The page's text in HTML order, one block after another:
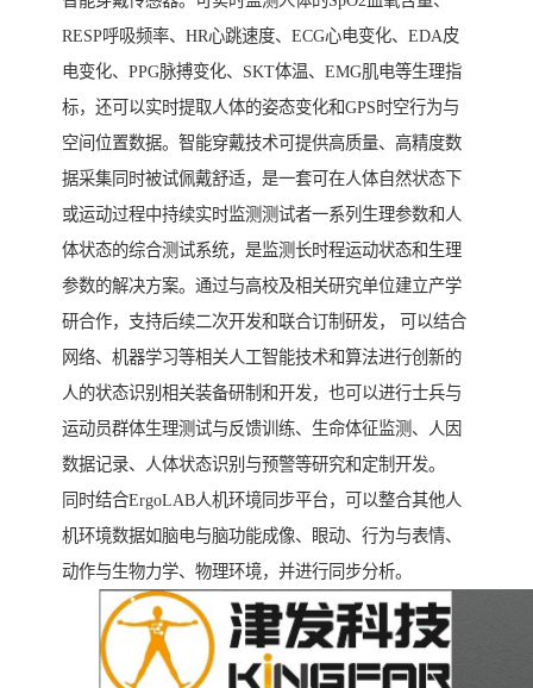
RESP呼吸频率、HR心跳速度、ECG心电变化、EDA皮
电变化、PPG脉搏变化、SKT体温、EMG肌电等生理指
标，还可以实时提取人体的姿态变化和GPS时空行为与
空间位置数据。智能穿戴技术可提供高质量、高精度数
据采集同时被试佩戴舒适，是一套可在人体自然状态下
或运动过程中持续实时监测测试者一系列生理参数和人
体状态的综合测试系统，是监测长时程运动状态和生理
参数的解决方案。通过与高校及相关研究单位建立产学
研合作，支持后续二次开发和联合订制研发， 可以结合
网络、机器学习等相关人工智能技术和算法进行创新的
人的状态识别相关装备研制和开发，也可以进行士兵与
运动员群体生理测试与反馈训练、生命体征监测、人因
数据记录、人体状态识别与预警等研究和定制开发。
同时结合ErgoLAB人机环境同步平台，可以整合其他人
机环境数据如脑电与脑功能成像、眼动、行为与表情、
动作与生物力学、物理环境，并进行同步分析。